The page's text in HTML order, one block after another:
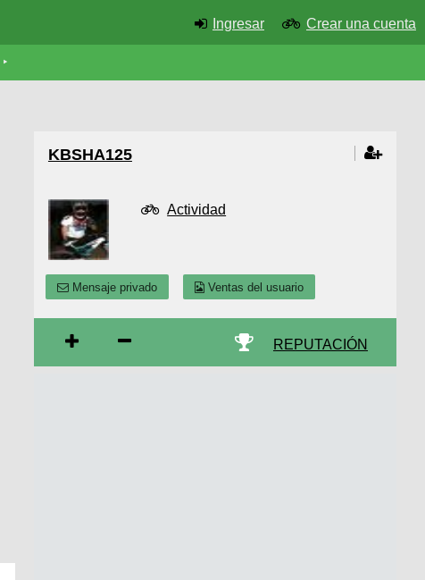
Ingresar Crear una cuenta
KBSHA125
Actividad
Mensaje privado Ventas del usuario
REPUTACIÓN